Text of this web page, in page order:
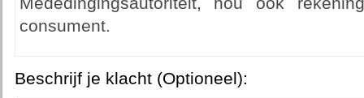
consument.
Beschrijf je klacht (Optioneel):